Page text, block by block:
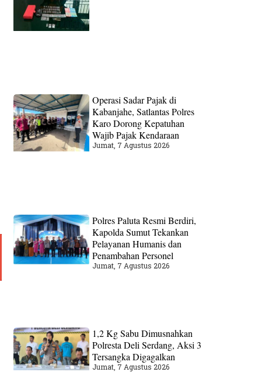
Operasi Sadar Pajak di
Kabanjahe, Satlantas Polres
Karo Dorong Kepatuhan
Wajib Pajak Kendaraan
Jumat, 7 Agustus 2026
Polres Paluta Resmi Berdiri,
Kapolda Sumut Tekankan
Pelayanan Humanis dan
Penambahan Personel
Jumat, 7 Agustus 2026
1,2 Kg Sabu Dimusnahkan
Polresta Deli Serdang, Aksi 3
Tersangka Digagalkan
Jumat, 7 Agustus 2026